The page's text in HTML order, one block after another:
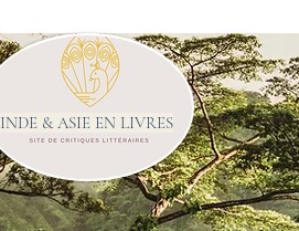
INDE & ASIE EN LIVRES